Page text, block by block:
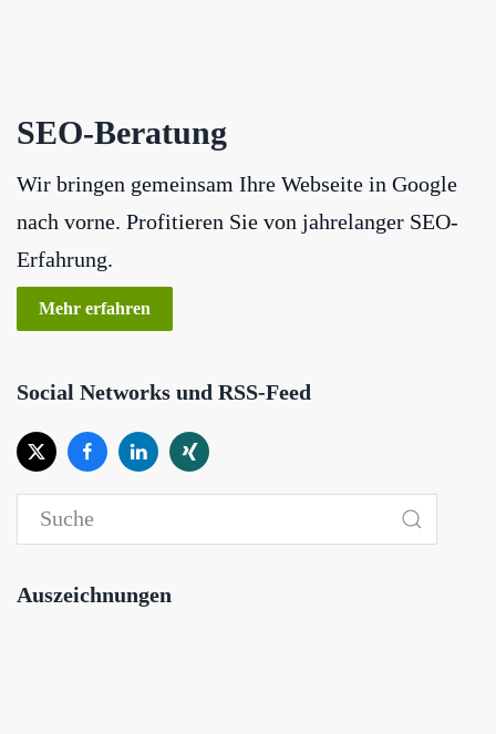
SEO-Beratung
Wir bringen gemeinsam Ihre Webseite in Google
nach vorne. Profitieren Sie von jahrelanger SEO-
Erfahrung.
Mehr erfahren
Social Networks und RSS-Feed
Auszeichnungen